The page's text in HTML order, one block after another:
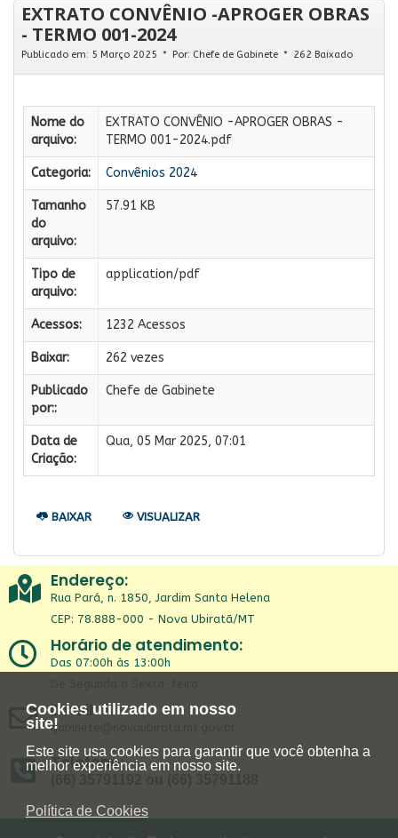
Cookies utilizado em nosso
site!
Este site usa cookies para garantir que você obtenha a
melhor experiência em nosso site.
Política de Cookies
EXTRATO CONVÊNIO -APROGER OBRAS
- TERMO 001-2024
Publicado em: 5 Março 2025 Por: Chefe de Gabinete 262 Baixado
Nome do
arquivo:
EXTRATO CONVÊNIO -APROGER OBRAS -
TERMO 001-2024.pdf
Categoria: Convênios 2024
Tamanho
do
arquivo:
57.91 KB
Tipo de
arquivo:
application/pdf
Acessos: 1232 Acessos
Baixar: 262 vezes
Publicado
por::
Chefe de Gabinete
Data de
Criação:
Qua, 05 Mar 2025, 07:01
BAIXAR VISUALIZAR
Endereço:
Rua Pará, n. 1850, Jardim Santa Helena
CEP: 78.888-000 - Nova Ubiratã/MT
Horário de atendimento:
Das 07:00h às 13:00h
De Segunda a Sexta-feira
Email:
gabinete@novaubirata.mt.gov.br
Telefone:
(66) 35791192 ou (66) 35791188